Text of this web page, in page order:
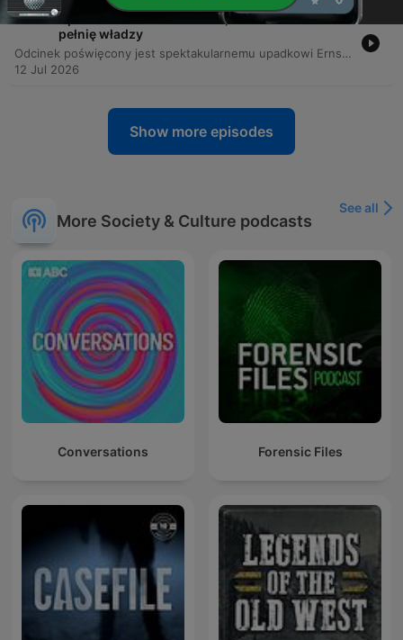
1526 - Upadek Ernsta Röhma. Noc, która dała Hitlerowi
pełnię władzy
Odcinek poświęcony jest spektakularnemu upadkowi Ernsta Röhma, dowódcy SA, oraz wydarzeniom Nocy Długich Noży. Narracja śledzi drogę Röhma od bohatera wojennego i współtwórcy paramilitarnej formacji Sturmabteilung, przez jego konflikt ideologiczny z Adolfem Hitlerem, aż po krwawą czystkę, która umożliwiła Hitlerowi przejęcie pełnej, dyktatorskiej władzy w Niemczech. Analiza skupia się na mechanizmach politycznych, w których Hitler, dążąc do uzyskania poparcia armii i elit konserwatywnych, zdecydował się na eliminację własnego, potężnego sojusznika. Proces ten, wspierany przez Himmlera i Göringa, doprowadził do zniszczenia potęgi SA i ugruntowania pozycji Hitlera jako Führera po śmierci prezydenta von Hindenburga.
12 Jul 2026
Show more episodes
More Society & Culture podcasts
See all
Conversations Forensic Files